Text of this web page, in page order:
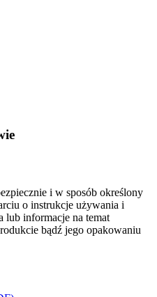
i w sposób określony
o instrukcje używania i
lub informacje na temat
bądź jego opakowaniu